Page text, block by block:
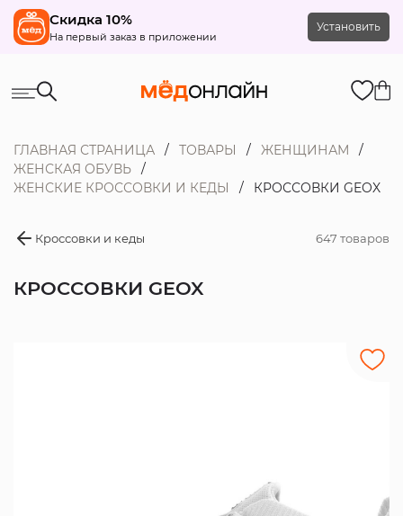
Скидка 10%
На первый заказ в приложении
Установить
ГЛАВНАЯ СТРАНИЦА ТОВАРЫ
ЖЕНЩИНАМ
ЖЕНСКАЯ ОБУВЬ
ЖЕНСКИЕ КРОССОВКИ И КЕДЫ
КРОССОВКИ GEOX
Кроссовки и кеды 647 товаров
КРОССОВКИ GEOX